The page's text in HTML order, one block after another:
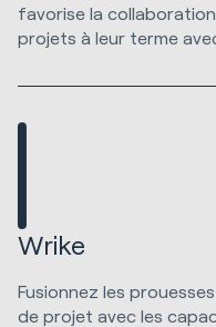
favorise la
projets à leur terme
Wrike
Fusionnez les
de projet avec les